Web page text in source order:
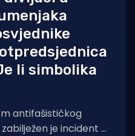
li simbolika
antifašističkog
je incident u